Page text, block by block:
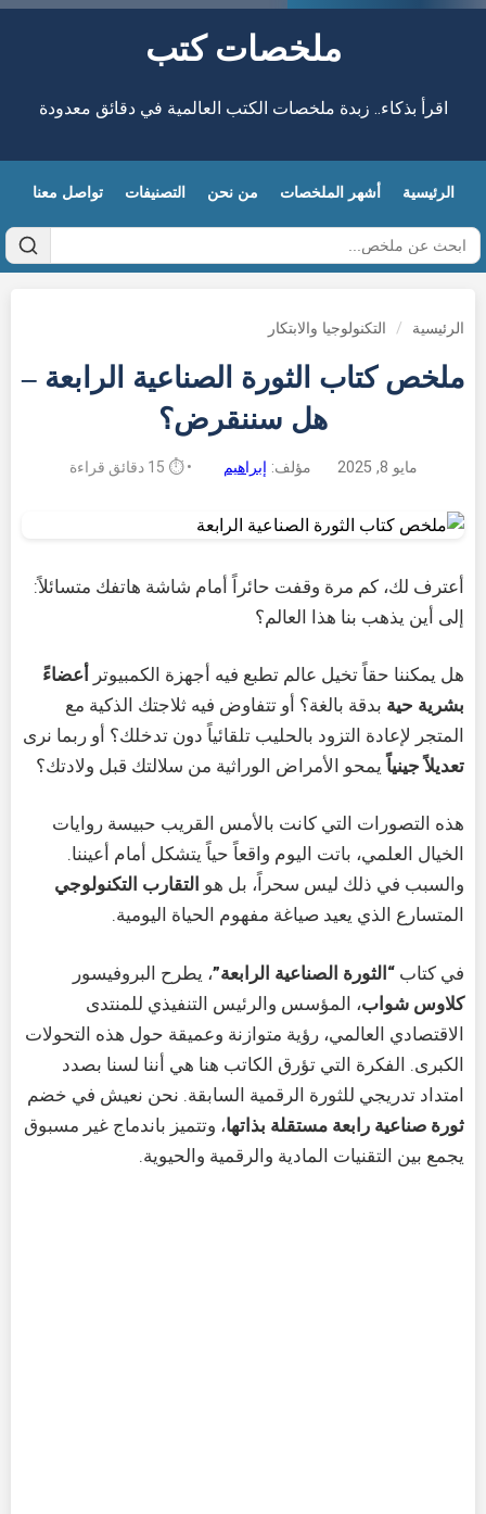
ملخصات كتب
اقرأ بذكاء.. زبدة ملخصات الكتب العالمية في دقائق معدودة
الرئيسية أشهر الملخصات من نحن التصنيفات تواصل معنا
الرئيسية / التكنولوجيا والابتكار
ملخص كتاب الثورة الصناعية الرابعة –
هل سننقرض؟
مايو 8, 2025 مؤلف: إبراهيم • ⏱️ 15 دقائق قراءة
أعترف لك، كم مرة وقفت حائراً أمام شاشة هاتفك متسائلاً:
إلى أين يذهب بنا هذا العالم؟
هل يمكننا حقاً تخيل عالم تطبع فيه أجهزة الكمبيوتر
أعضاءً
بشرية حية بدقة بالغة؟ أو تتفاوض فيه ثلاجتك الذكية مع
المتجر لإعادة التزود بالحليب تلقائياً دون تدخلك؟ أو ربما نرى
تعديلاً جينياً يمحو الأمراض الوراثية من سلالتك قبل ولادتك؟
هذه التصورات التي كانت بالأمس القريب حبيسة روايات
الخيال العلمي، باتت اليوم واقعاً حياً يتشكل أمام أعيننا.
والسبب في ذلك ليس سحراً، بل هو التقارب التكنولوجي
المتسارع الذي يعيد صياغة مفهوم الحياة اليومية.
في كتاب “الثورة الصناعية الرابعة”، يطرح البروفيسور
كلاوس شواب، المؤسس والرئيس التنفيذي للمنتدى
الاقتصادي العالمي، رؤية متوازنة وعميقة حول هذه التحولات
الكبرى. الفكرة التي تؤرق الكاتب هنا هي أننا لسنا بصدد
امتداد تدريجي للثورة الرقمية السابقة. نحن نعيش في خضم
ثورة صناعية رابعة مستقلة بذاتها، وتتميز باندماج غير مسبوق
يجمع بين التقنيات المادية والرقمية والحيوية.